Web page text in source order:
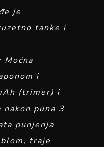
je
tanke i
Moćna
i
(trimer) i
puna 3
punjenja
traje